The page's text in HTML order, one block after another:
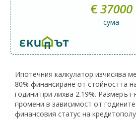
€37000
сума
Ипотечния калкулатор изчисява
80% финансиране от стойността
години при лихва 2.19%. Размерът
промени в зависимост от
финансовия статус на